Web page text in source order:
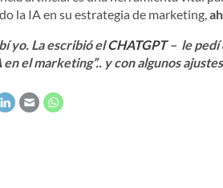
la IA en su estrategia de marketing,
yo. La escribió elCHATGPT– le pedí
el marketing”.. y con algunos